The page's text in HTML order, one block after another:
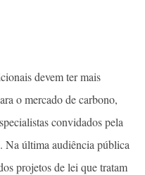
devem ter mais
o mercado de carbono,
convidados pela
última audiência pública
projetos de lei que tratam